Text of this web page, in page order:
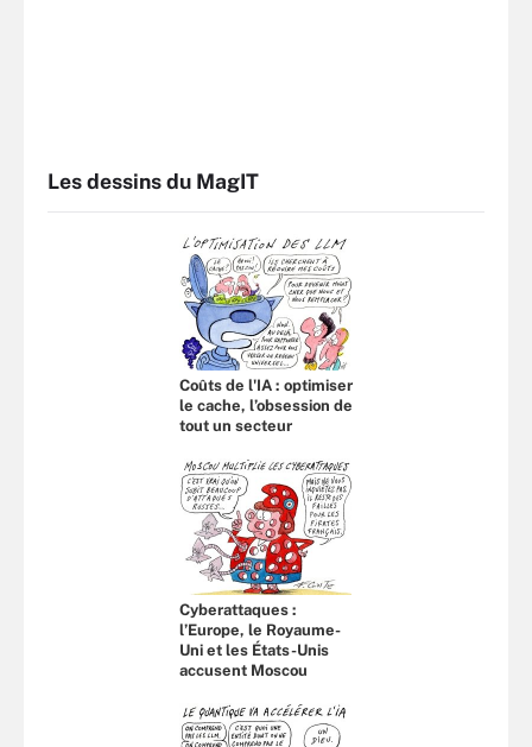
Les dessins du MagIT
Coûts de l'IA : optimiser
le cache, l’obsession de
tout un secteur
Cyberattaques :
l’Europe, le Royaume-
Uni et les États-Unis
accusent Moscou